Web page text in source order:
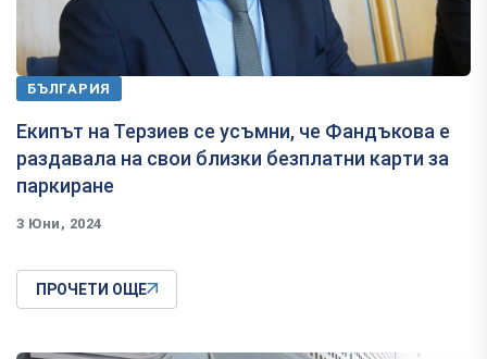
БЪЛГАРИЯ
Екипът на Терзиев се усъмни, че Фандъкова е
раздавала на свои близки безплатни карти за
паркиране
3 Юни, 2024
ПРОЧЕТИ ОЩЕ